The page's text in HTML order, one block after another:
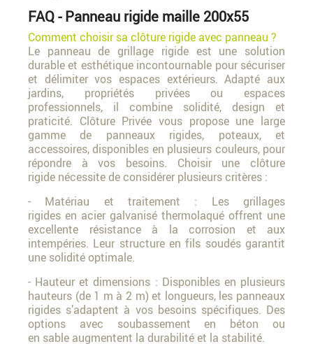
FAQ - Panneau rigide maille 200x55
Comment choisir sa clôture rigide avec panneau ?
Le panneau de grillage rigide est une solution
durable et esthétique incontournable pour sécuriser
et délimiter vos espaces extérieurs. Adapté aux
jardins, propriétés privées ou espaces
professionnels, il combine solidité, design et
praticité. Clôture Privée vous propose une large
gamme de panneaux rigides, poteaux, et
accessoires, disponibles en plusieurs couleurs, pour
répondre à vos besoins. Choisir une clôture
rigide nécessite de considérer plusieurs critères :
- Matériau et traitement : Les grillages
rigides en acier galvanisé thermolaqué offrent une
excellente résistance à la corrosion et aux
intempéries. Leur structure en fils soudés garantit
une solidité optimale.
- Hauteur et dimensions : Disponibles en plusieurs
hauteurs (de 1 m à 2 m) et longueurs, les panneaux
rigides s’adaptent à vos besoins spécifiques. Des
options avec soubassement en béton ou
en sable augmentent la durabilité et la stabilité.